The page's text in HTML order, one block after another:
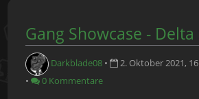
Gang Showcase - Delta
Darkblade08 • 2. Oktober 2021,
•
0 Kommentare